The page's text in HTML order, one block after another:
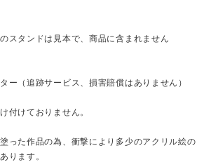
スタンドは見本で、商品に含まれません
ー（追跡サービス、損害賠償はありません）
付けておりません。
った作品の為、衝撃により多少のアクリル絵の
ります。